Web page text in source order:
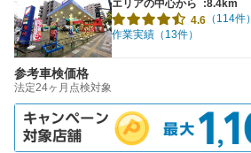
エリアの中心から
:8.4km
4.6 （114件）
作業実績（13件）
参考車検価格
法定24ヶ月点検対象